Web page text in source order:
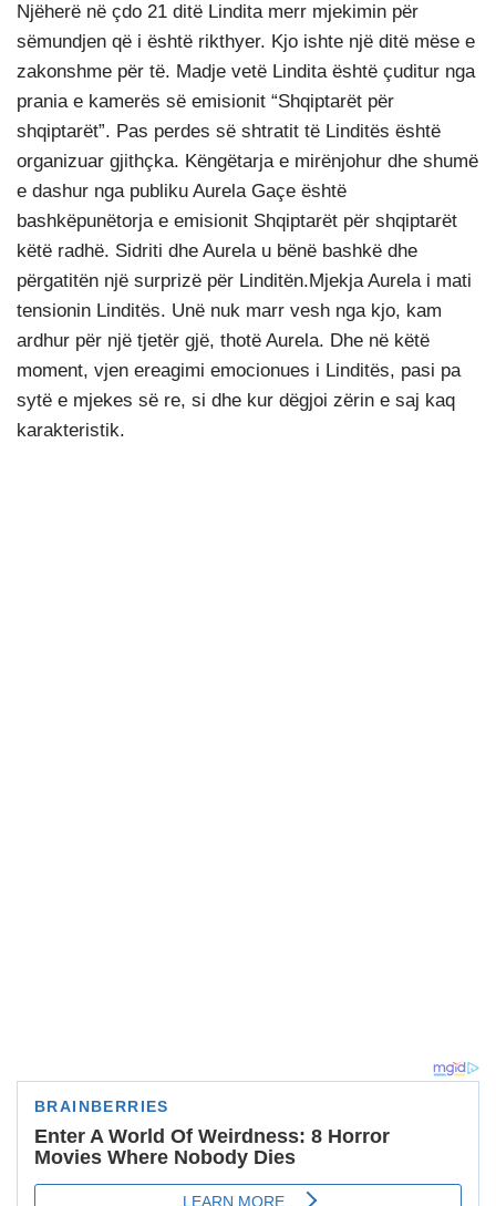
Njëherë në çdo 21 ditë Lindita merr mjekimin për
sëmundjen që i është rikthyer. Kjo ishte një ditë mëse e
zakonshme për të. Madje vetë Lindita është çuditur nga
prania e kamerës së emisionit “Shqiptarët për
shqiptarët”. Pas perdes së shtratit të Linditës është
organizuar gjithçka. Këngëtarja e mirënjohur dhe shumë
e dashur nga publiku Aurela Gaçe është
bashkëpunëtorja e emisionit Shqiptarët për shqiptarët
këtë radhë. Sidriti dhe Aurela u bënë bashkë dhe
përgatitën një surprizë për Linditën.Mjekja Aurela i mati
tensionin Linditës. Unë nuk marr vesh nga kjo, kam
ardhur për një tjetër gjë, thotë Aurela. Dhe në këtë
moment, vjen ereagimi emocionues i Linditës, pasi pa
sytë e mjekes së re, si dhe kur dëgjoi zërin e saj kaq
karakteristik.